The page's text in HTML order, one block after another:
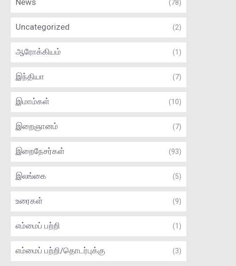
News (78)
Uncategorized (2)
ஆரோக்கியம் (1)
இந்தியா (7)
இமாம்கள் (10)
இறைஞானம் (7)
இறைநேசர்கள் (93)
இலங்கை (5)
உரைகள் (9)
எம்மைப் பற்றி (1)
எம்மைப் பற்றி/தொடர்புக்கு (3)